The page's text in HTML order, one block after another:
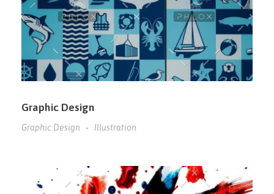
Graphic Design
Graphic Design Illustration